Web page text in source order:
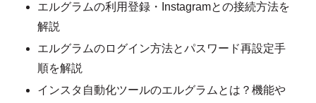
エルグラムの利用登録・Instagramとの接続方法を
解説
エルグラムのログイン方法とパスワード再設定手
順を解説
インスタ自動化ツールのエルグラムとは？機能や